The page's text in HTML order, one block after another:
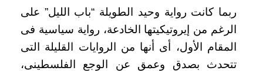
ربما كانت رواية وحيد الطويلة “باب الليل” على
الرغم من إيروتيكيتها الخادعة، رواية سياسية فى
المقام الأول، أى أنها من الروايات القليلة التى
تتحدث بصدق وعمق عن الوجع الفلسطينى،